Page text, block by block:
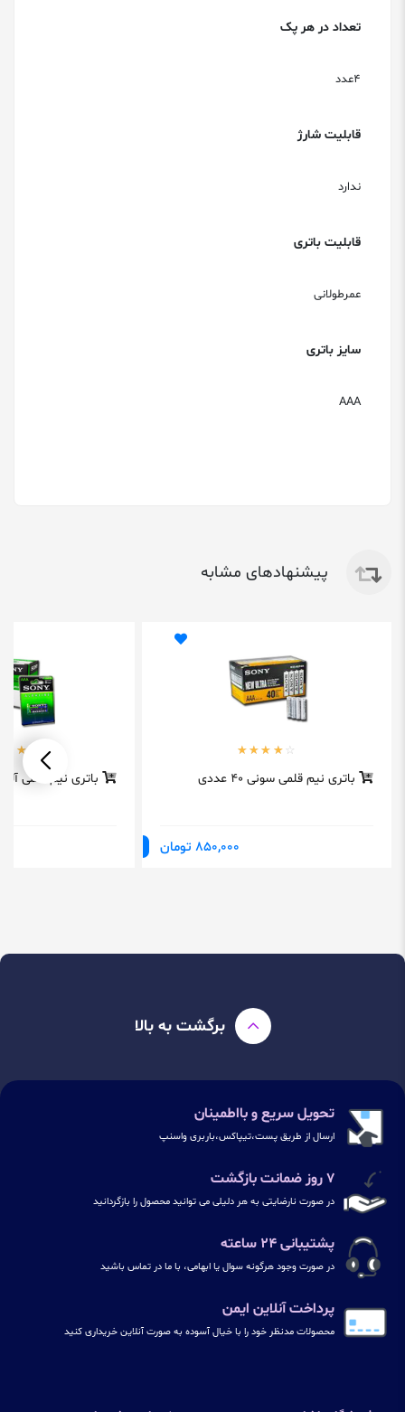
تعداد در هر پک
4عدد
قابلیت شارژ
ندارد
قابلیت باتری
عمرطولانی
سایز باتری
AAA
پیشنهادهای مشابه
باتری نیم قلمی سونی 40 عددی
850,000 تومان
باتری نیم قلمی
برگشت به بالا
تحویل سریع و بااطمینان
ارسال از طریق پست،تیپاکس،باربری واسنپ
۷ روز ضمانت بازگشت
در صورت نارضایتی به هر دلیلی می توانید محصول را بازگردانید
پشتیبانی ۲۴ ساعته
در صورت وجود هرگونه سوال یا ابهامی، با ما در تماس باشید
پرداخت آنلاین ایمن
محصولات مدنظر خود را با خیال آسوده به صورت آنلاین خریداری کنید